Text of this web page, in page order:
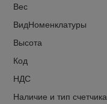
Вес
ВидНоменклатуры
Высота
Код
НДС
Наличие и тип счетчика